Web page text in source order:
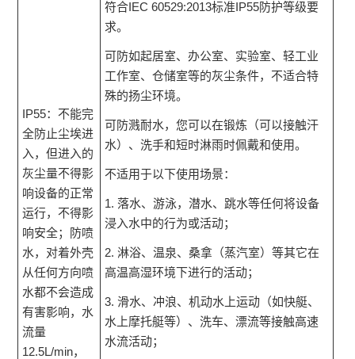
IP55：不能完
全防止尘埃进
入，但进入的
灰尘量不得影
响设备的正常
运行，不得影
响安全；防喷
水，对着外壳
从任何方向喷
水都不会造成
有害影响，水
流量
12.5L/min，
符合IEC 60529:2013标准IP55防护等级要
求。
可防如起居室、办公室、实验室、轻工业
工作室、仓储室等的灰尘条件，不适合特
殊的扬尘环境。
可防溅耐水，您可以在锻炼（可以接触汗
水）、洗手和短时淋雨时佩戴和使用。
不适用于以下使用场景：
1. 落水、游泳，潜水、跳水等任何将设备
浸入水中的行为或活动；
2. 淋浴、温泉、桑拿（蒸汽室）等其它在
高温高湿环境下进行的活动；
3. 滑水、冲浪、机动水上运动（如快艇、
水上摩托艇等）、洗车、漂流等接触高速
水流活动；